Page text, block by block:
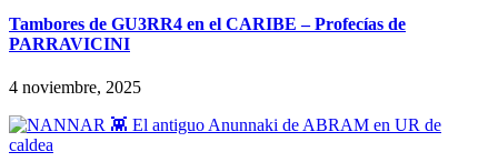
Tambores de GU3RR4 en el CARIBE – Profecías de
PARRAVICINI
4 noviembre, 2025